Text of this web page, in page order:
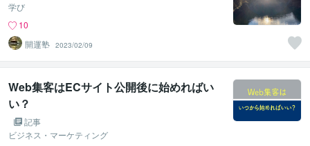
学び
10
開運塾 2023/02/09
Web集客はECサイト公開後に始めればい
い？
記事
ビジネス・マーケティング